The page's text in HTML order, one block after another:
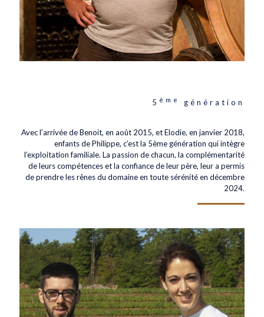
5 ème génération
Avec l’arrivée de Benoit, en août 2015, et Elodie, en janvier 2018,
enfants de Philippe, c’est la 5ème génération qui intègre
l’exploitation familiale. La passion de chacun, la complémentarité
de leurs compétences et la confiance de leur père, leur a permis
de prendre les rênes du domaine en toute sérénité en décembre
2024.